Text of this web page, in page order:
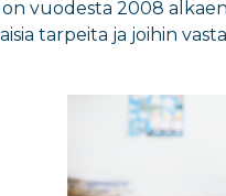
vuodesta 2008
tarpeita ja joihin